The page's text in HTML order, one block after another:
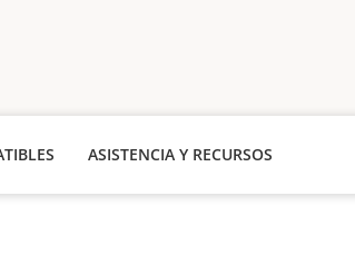
ASISTENCIA Y RECURSOS